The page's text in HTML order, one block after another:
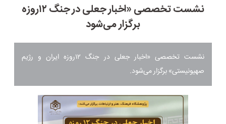
نشست تخصصی «اخبار جعلی در جنگ ۱۲روزه
برگزار می‌شود
نشست تخصصی «اخبار جعلی در جنگ ۱۲روزه ایران و رژیم
صهیونیستی» برگزار می‌شود.